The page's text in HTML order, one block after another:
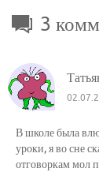
3
В школе была
уроки, я во сне
отговоркам мол